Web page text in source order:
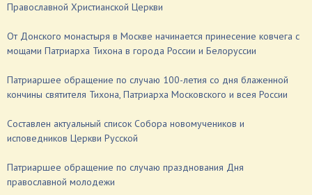
Православной Христианской Церкви
От Донского монастыря в Москве начинается принесение ковчега с
мощами Патриарха Тихона в города России и Белоруссии
Патриаршее обращение по случаю 100-летия со дня блаженной
кончины святителя Тихона, Патриарха Московского и всея России
Составлен актуальный список Собора новомучеников и
исповедников Церкви Русской
Патриаршее обращение по случаю празднования Дня
православной молодежи